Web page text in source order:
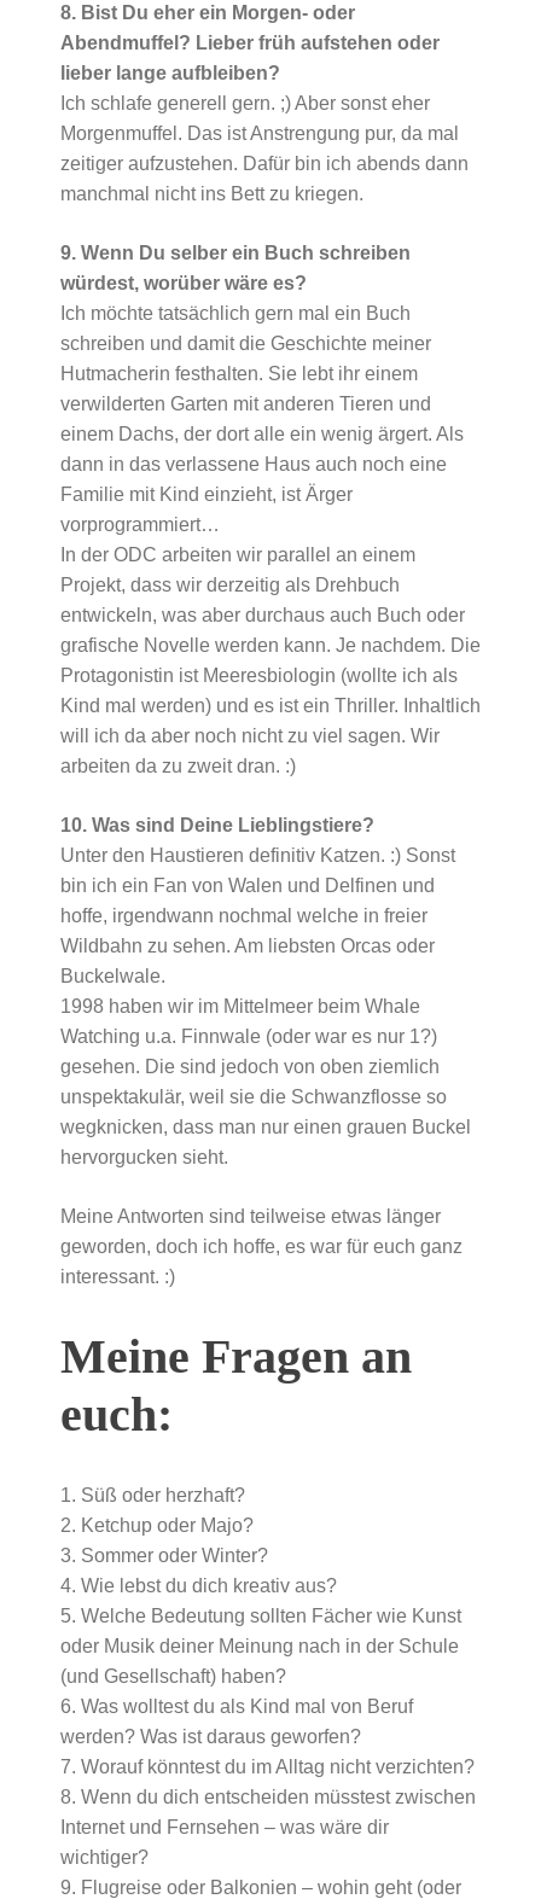
8. Bist Du eher ein Morgen- oder
Abendmuffel? Lieber früh aufstehen oder
lieber lange aufbleiben?
Ich schlafe generell gern. ;) Aber sonst eher
Morgenmuffel. Das ist Anstrengung pur, da mal
zeitiger aufzustehen. Dafür bin ich abends dann
manchmal nicht ins Bett zu kriegen.
9. Wenn Du selber ein Buch schreiben
würdest, worüber wäre es?
Ich möchte tatsächlich gern mal ein Buch
schreiben und damit die Geschichte meiner
Hutmacherin festhalten. Sie lebt ihr einem
verwilderten Garten mit anderen Tieren und
einem Dachs, der dort alle ein wenig ärgert. Als
dann in das verlassene Haus auch noch eine
Familie mit Kind einzieht, ist Ärger
vorprogrammiert…
In der ODC arbeiten wir parallel an einem
Projekt, dass wir derzeitig als Drehbuch
entwickeln, was aber durchaus auch Buch oder
grafische Novelle werden kann. Je nachdem. Die
Protagonistin ist Meeresbiologin (wollte ich als
Kind mal werden) und es ist ein Thriller. Inhaltlich
will ich da aber noch nicht zu viel sagen. Wir
arbeiten da zu zweit dran. :)
10. Was sind Deine Lieblingstiere?
Unter den Haustieren definitiv Katzen. :) Sonst
bin ich ein Fan von Walen und Delfinen und
hoffe, irgendwann nochmal welche in freier
Wildbahn zu sehen. Am liebsten Orcas oder
Buckelwale.
1998 haben wir im Mittelmeer beim Whale
Watching u.a. Finnwale (oder war es nur 1?)
gesehen. Die sind jedoch von oben ziemlich
unspektakulär, weil sie die Schwanzflosse so
wegknicken, dass man nur einen grauen Buckel
hervorgucken sieht.
Meine Antworten sind teilweise etwas länger
geworden, doch ich hoffe, es war für euch ganz
interessant. :)
Meine Fragen an
euch:
1. Süß oder herzhaft?
2. Ketchup oder Majo?
3. Sommer oder Winter?
4. Wie lebst du dich kreativ aus?
5. Welche Bedeutung sollten Fächer wie Kunst
oder Musik deiner Meinung nach in der Schule
(und Gesellschaft) haben?
6. Was wolltest du als Kind mal von Beruf
werden? Was ist daraus geworfen?
7. Worauf könntest du im Alltag nicht verzichten?
8. Wenn du dich entscheiden müsstest zwischen
Internet und Fernsehen – was wäre dir
wichtiger?
9. Flugreise oder Balkonien – wohin geht (oder